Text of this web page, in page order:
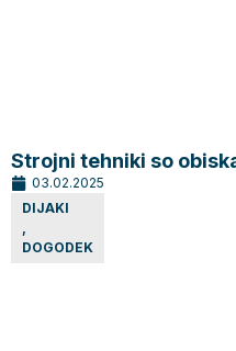
Strojni tehniki so
03.02.2025
DIJAKI
,
DOGODEK